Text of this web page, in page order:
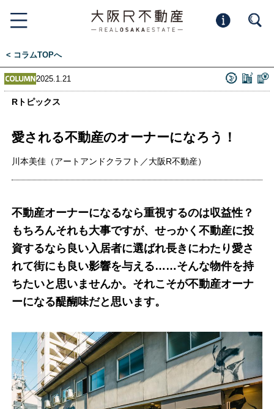
< コラムTOPへ
2025.1.21
Rトピックス
愛される不動産のオーナーになろう！
川本美佳（アートアンドクラフト／大阪R不動産）
不動産オーナーになるなら重視するのは収益性？
もちろんそれも大事ですが、せっかく不動産に投
資するなら良い入居者に選ばれ長きにわたり愛さ
れて街にも良い影響を与える……そんな物件を持
ちたいと思いませんか。それこそが不動産オーナ
ーになる醍醐味だと思います。